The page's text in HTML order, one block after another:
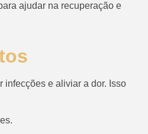
ajudar na recuperação e
infecções e aliviar a dor. Isso